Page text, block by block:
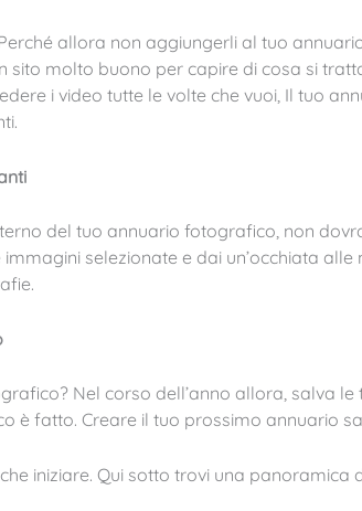
allora non aggiungerli al tuo
sito molto buono per capire di cosa si
i video tutte le volte che vuoi, Il tuo
del tuo annuario fotografico, non
selezionate e dai un’occhiata
Nel corso dell’anno allora, salva
è fatto. Creare il tuo prossimo annuario
iniziare. Qui sotto trovi una panoramica